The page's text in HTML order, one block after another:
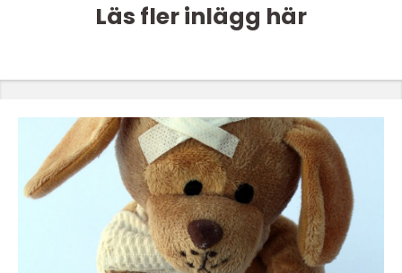
Läs fler inlägg här